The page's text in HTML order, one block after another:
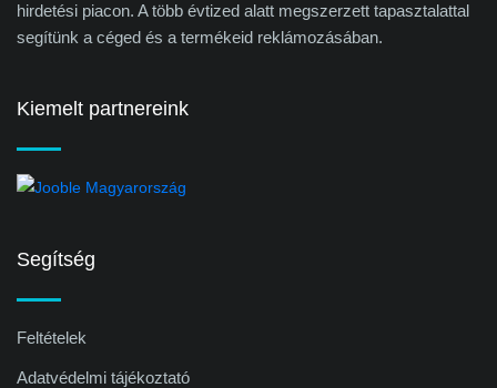
hirdetési piacon. A több évtized alatt megszerzett tapasztalattal
segítünk a céged és a termékeid reklámozásában.
Kiemelt partnereink
Segítség
Feltételek
Adatvédelmi tájékoztató